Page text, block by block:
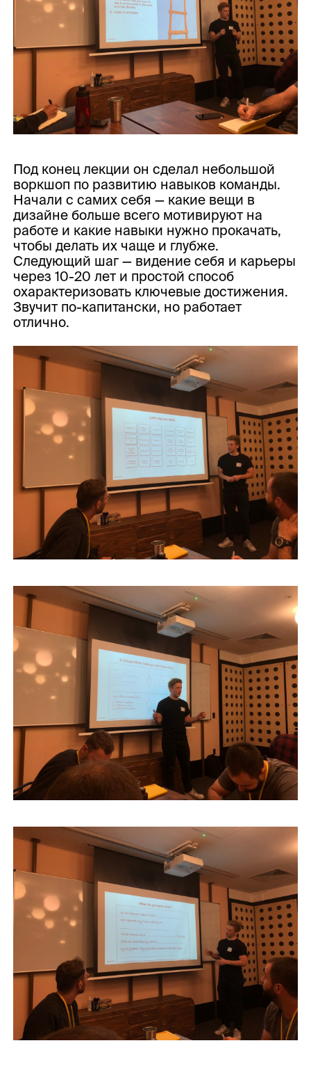
Под конец лекции он сделал небольшой
воркшоп по развитию навыков команды.
Начали с самих себя — какие вещи в
дизайне больше всего мотивируют на
работе и какие навыки нужно прокачать,
чтобы делать их чаще и глубже.
Следующий шаг — видение себя и карьеры
через 10-20 лет и простой способ
охарактеризовать ключевые достижения.
Звучит по-капитански, но работает
отлично.